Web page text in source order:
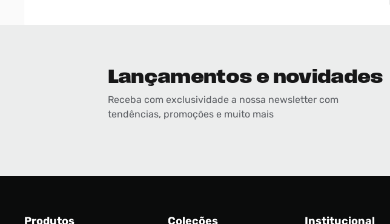
Lançamentos e novidades
Receba com exclusividade a nossa newsletter com
tendências, promoções e muito mais
Produtos Coleções Institucional